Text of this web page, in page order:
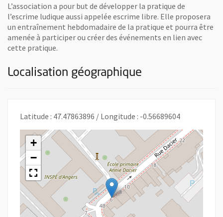
L’association a pour but de développer la pratique de
l’escrime ludique aussi appelée escrime libre. Elle proposera
un entraînement hebdomadaire de la pratique et pourra être
amenée à participer ou créer des événements en lien avec
cette pratique.
Localisation géographique
Latitude : 47.47863896 / Longitude : -0.56689604
+
−